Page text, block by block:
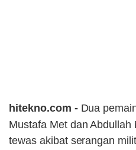
hitekno.com - Dua
Mustafa Met dan
tewas akibat serangan